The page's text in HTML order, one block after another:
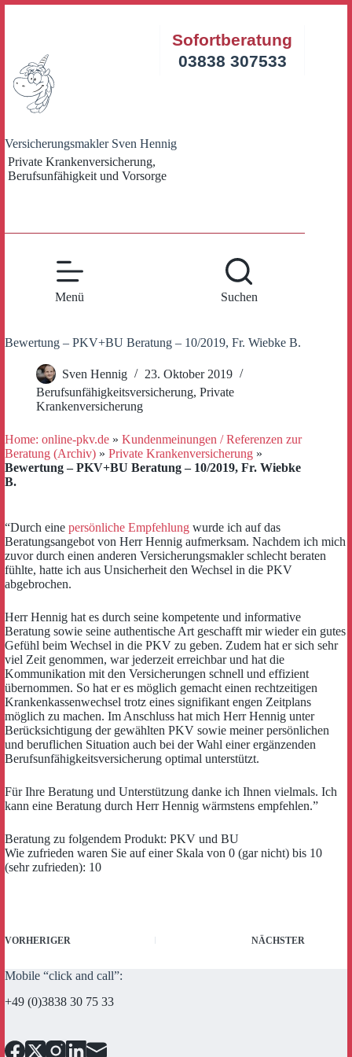
Versicherungsmakler Sven Hennig
Private Krankenversicherung,
Berufsunfähigkeit und Vorsorge
Sofortberatung
03838 307533
Menü Suchen
Bewertung – PKV+BU Beratung – 10/2019, Fr. Wiebke B.
Sven Hennig
23. Oktober 2019
Berufsunfähigkeitsversicherung, Private
Krankenversicherung
Home: online-pkv.de » Kundenmeinungen / Referenzen zur
Beratung (Archiv) » Private Krankenversicherung »
Bewertung – PKV+BU Beratung – 10/2019, Fr. Wiebke
B.
“Durch eine persönliche Empfehlung wurde ich auf das
Beratungsangebot von Herr Hennig aufmerksam. Nachdem ich mich
zuvor durch einen anderen Versicherungsmakler schlecht beraten
fühlte, hatte ich aus Unsicherheit den Wechsel in die PKV
abgebrochen.
Herr Hennig hat es durch seine kompetente und informative
Beratung sowie seine authentische Art geschafft mir wieder ein gutes
Gefühl beim Wechsel in die PKV zu geben. Zudem hat er sich sehr
viel Zeit genommen, war jederzeit erreichbar und hat die
Kommunikation mit den Versicherungen schnell und effizient
übernommen. So hat er es möglich gemacht einen rechtzeitigen
Krankenkassenwechsel trotz eines signifikant engen Zeitplans
möglich zu machen. Im Anschluss hat mich Herr Hennig unter
Berücksichtigung der gewählten PKV sowie meiner persönlichen
und beruflichen Situation auch bei der Wahl einer ergänzenden
Berufsunfähigkeitsversicherung optimal unterstützt.
Für Ihre Beratung und Unterstützung danke ich Ihnen vielmals. Ich
kann eine Beratung durch Herr Hennig wärmstens empfehlen.”
Beratung zu folgendem Produkt: PKV und BU
Wie zufrieden waren Sie auf einer Skala von 0 (gar nicht) bis 10
(sehr zufrieden): 10
VORHERIGER NÄCHSTER
Mobile “click and call”:
+49 (0)3838 30 75 33